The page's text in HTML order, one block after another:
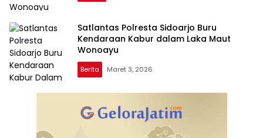
Satlantas Polresta Sidoarjo Buru
Kendaraan Kabur dalam Laka Maut
Wonoayu
Berita Maret 3, 2026